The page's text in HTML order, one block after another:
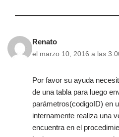
Renato
el marzo 10, 2016 a las
Por favor su ayuda
de una tabla para luego
parámetros(codigoID) en
internamente realiza una
encuentra en el